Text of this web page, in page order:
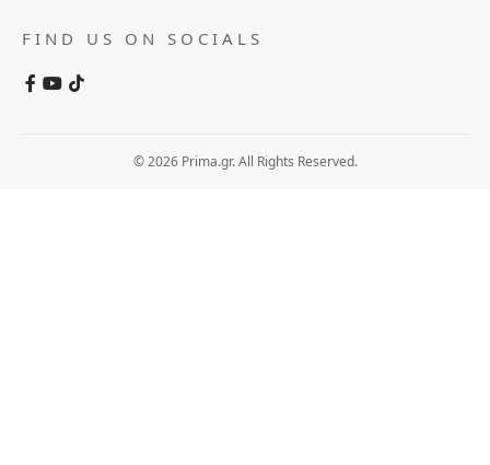
FIND US ON SOCIALS
© 2026 Prima.gr. All Rights Reserved.